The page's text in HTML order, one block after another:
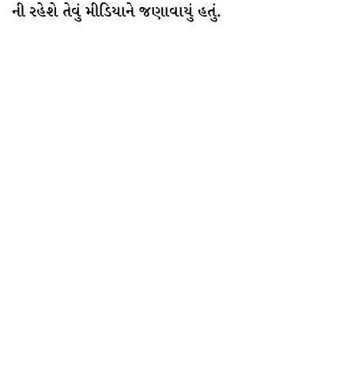
ની રહેશે તેવું મીડિયાને જણાવાયું હતું.